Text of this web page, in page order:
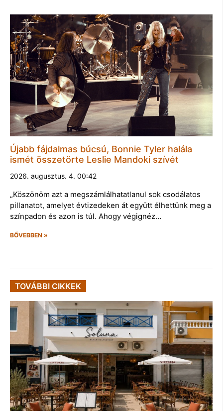
Újabb fájdalmas búcsú, Bonnie Tyler halála
ismét összetörte Leslie Mandoki szívét
2026. augusztus. 4. 00:42
„Köszönöm azt a megszámlálhatatlanul sok csodálatos
pillanatot, amelyet évtizedeken át együtt élhettünk meg a
színpadon és azon is túl. Ahogy végignéz…
BŐVEBBEN »
TOVÁBBI CIKKEK